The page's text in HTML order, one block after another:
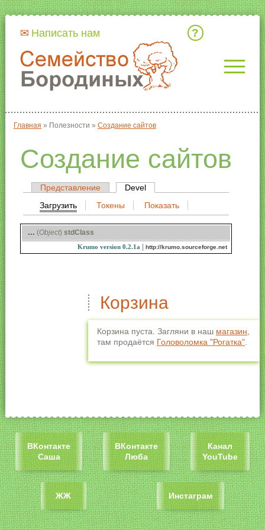
Написать нам
Вы здесь
Главная » Полезности » Создание сайтов
Создание сайтов
Главные вкладки
Представление Devel(активная вкладка)
Вторичные вкладки
Загрузить(активная вкладка)
Токены Показать
... (Object) stdClass
Krumo version 0.2.1a| http://krumo.sourceforge.net
Корзина
Корзина пуста. Загляни в наш магазин
там продаётся Головоломка "Рогатка"
ВКонтакте
Саша
ВКонтакте
Люба
Канал
YouTube
ЖЖ Инстаграм